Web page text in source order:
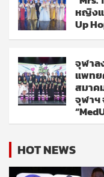
หญิงแ
Up
จุฬาล
แพทย
สมาค
จุฬาฯ
HOT NEWS